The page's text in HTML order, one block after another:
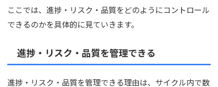
ここでは、進捗・リスク・品質をどのようにコントロール
できるのかを具体的に見ていきます。
進捗・リスク・品質を管理できる
進捗・リスク・品質を管理できる理由は、サイクル内で数